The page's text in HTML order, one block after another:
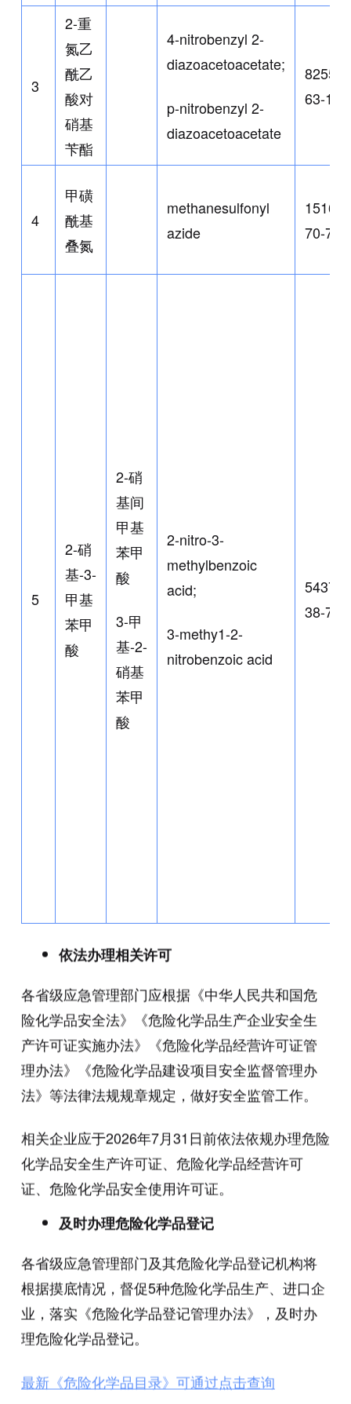
3
2-重
氮乙
酰乙
酸对
硝基
苄酯
4-nitrobenzyl 2-
diazoacetoacetate;
p-nitrobenzyl 2-
diazoacetoacetate
82551-
63-1
4
甲磺
酰基
叠氮
methanesulfonyl
azide
1516-
70-7
5
2-硝
基-3-
甲基
苯甲
酸
2-硝
基间
甲基
苯甲
酸
3-甲
基-2-
硝基
苯甲
酸
2-nitro-3-
methylbenzoic
acid;
3-methy1-2-
nitrobenzoic acid
5437-
38-7
依法办理相关许可
各省级应急管理部门应根据《中华人民共和国危
险化学品安全法》《危险化学品生产企业安全生
产许可证实施办法》《危险化学品经营许可证管
理办法》《危险化学品建设项目安全监督管理办
法》等法律法规规章规定，做好安全监管工作。
相关企业应于2026年7月31日前依法依规办理危险
化学品安全生产许可证、危险化学品经营许可
证、危险化学品安全使用许可证。
及时办理危险化学品登记
各省级应急管理部门及其危险化学品登记机构将
根据摸底情况，督促5种危险化学品生产、进口企
业，落实《危险化学品登记管理办法》，及时办
理危险化学品登记。
最新《危险化学品目录》可通过点击查询